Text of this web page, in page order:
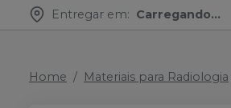
Entregar em: Carregando...
Home Materiais para Radiologia